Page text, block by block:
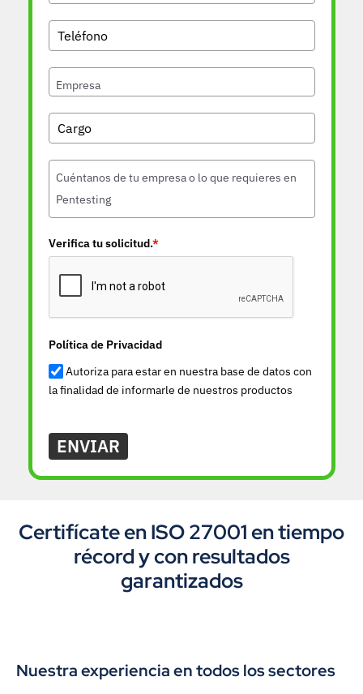
Verifica tu solicitud.*
Política de Privacidad
Autoriza para estar en nuestra base de datos con
la finalidad de informarle de nuestros productos
ENVIAR
Certifícate en ISO 27001 en tiempo
récord y con resultados
garantizados
Nuestra experiencia en todos los sectores